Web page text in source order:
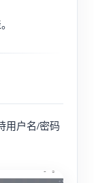
用户名/密码